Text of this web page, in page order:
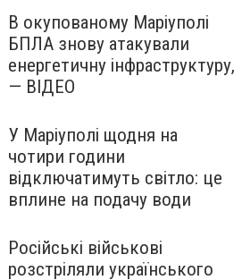
В окупованому Маріуполі
БПЛА знову атакували
енергетичну інфраструктуру,
— ВІДЕО
У Маріуполі щодня на
чотири години
відключатимуть світло: це
вплине на подачу води
Російські військові
розстріляли українського